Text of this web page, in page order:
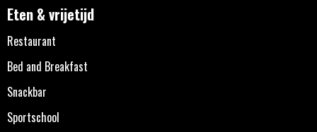
Eten & vrijetijd
Restaurant
Bed and Breakfast
Snackbar
Sportschool